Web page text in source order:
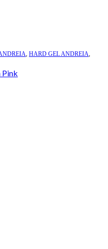
, HARD GEL ANDREIA,
Pink